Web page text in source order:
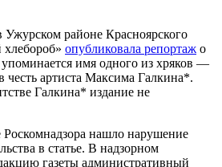
Ужурском районе Красноярского
хлебороб» опубликовала репортаж о
имя одного из хряков —
честь артиста Максима Галкина*.
Галкина* издание не
Роскомнадзора нашло нарушение
в статье. В надзорном
газеты административный